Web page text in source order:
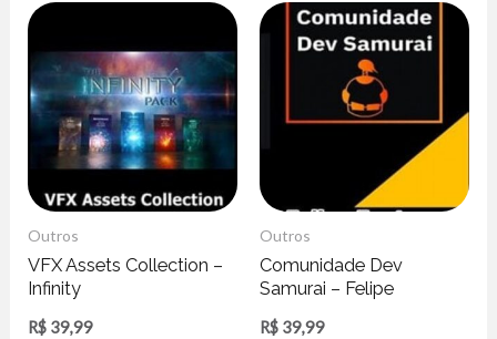
Outros
VFX Assets Collection –
Infinity
R$ 39,99
Outros
Comunidade Dev
Samurai – Felipe
R$ 39,99